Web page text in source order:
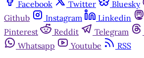
Facebook Twitter Bluesky
Github
Instagram Linkedin
Pinterest
Reddit Telegram
Whatsapp
Youtube
RSS